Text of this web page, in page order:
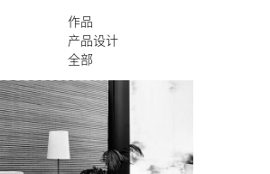
作品
工作室
搜索
English
精选作品
建筑设计
室内设计
产品设计
平面设计
品牌策划
展陈设计
索引
地图
全部
床
灯
配饰
毯
椅
桌
限量
柜
卫浴